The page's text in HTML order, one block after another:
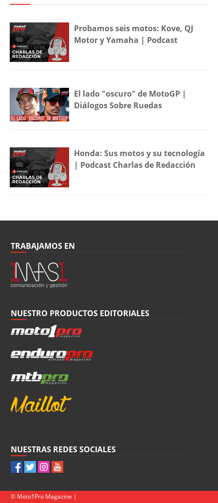
Probamos seis motos: Kove, QJ
Motor y Yamaha | Podcast
El lado "oscuro" de MotoGP |
Diálogos Sobre Ruedas
Honda: Sus motos y su tecnología
| Podcast Charlas de Redacción
TRABAJAMOS EN
NUESTRO PRODUCTOS EDITORIALES
NUESTRAS REDES SOCIALES
© Moto1Pro Magazine |